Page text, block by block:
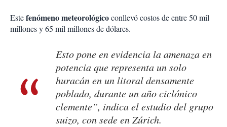
Estefenómenometeorológicoconllevó costos de entre 50 mil
millones y 65 mil millones de dólares.
Esto pone en evidencia la amenaza en
potencia que representa un solo
huracán en un litoral densamente
poblado, durante un año ciclónico
clemente”, indica el estudio del grupo
suizo, con sede en Zúrich.